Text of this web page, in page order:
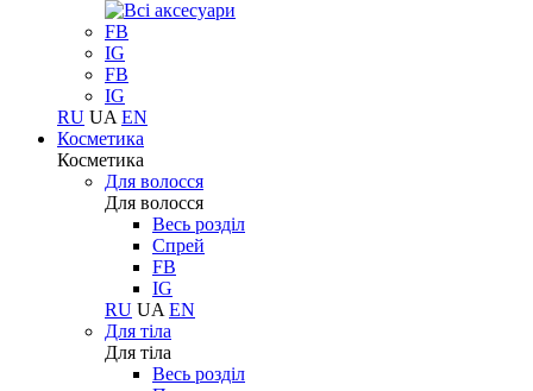
FB
IG
FB
IG
RU UA EN
Косметика
Косметика
Для волосся
Для волосся
Весь розділ
Спрей
FB
IG
RU UA EN
Для тіла
Для тіла
Весь розділ